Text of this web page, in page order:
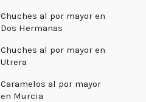
Chuches al por mayor en
Dos Hermanas
Chuches al por mayor en
Utrera
Caramelos al por mayor
en Murcia